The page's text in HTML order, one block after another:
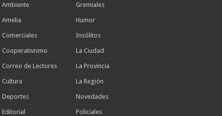
Ambiente
Amelia
Comerciales
Cooperativismo
Correo de Lectores
Cultura
Deportes
Editorial
Gremiales
Humor
Insólitos
La Ciudad
La Provincia
La Región
Novedades
Policiales